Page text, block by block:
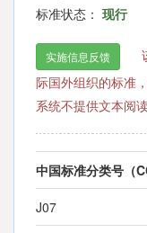
标准状态： 现行
实施信息反馈
际国外组织的标准
系统不提供文本阅
中国标准分类号（
J07